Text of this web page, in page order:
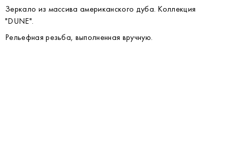
Зеркало из массива американского дуба. Коллекция
"DUNE".
Рельефная резьба, выполненная вручную.